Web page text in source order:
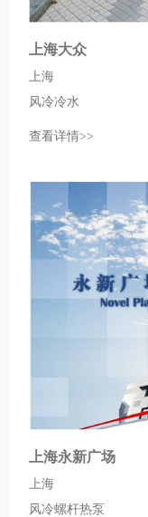
上海大众
上海
风冷冷水
查看详情>>
上海永新广场
上海
风冷螺杆热泵